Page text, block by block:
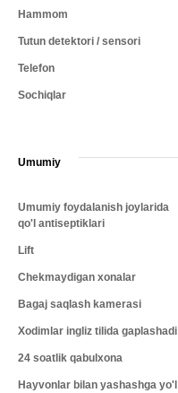
Hammom
Tutun detektori / sensori
Telefon
Sochiqlar
Umumiy
Umumiy foydalanish joylarida
qo'l antiseptiklari
Lift
Chekmaydigan xonalar
Bagaj saqlash kamerasi
Xodimlar ingliz tilida gaplashadi
24 soatlik qabulxona
Hayvonlar bilan yashashga yo'l